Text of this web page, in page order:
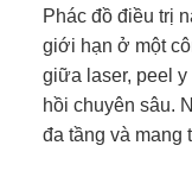
Phác đồ điều trị
giới hạn ở một
giữa laser, peel y
hồi chuyên sâu.
đa tầng và mang